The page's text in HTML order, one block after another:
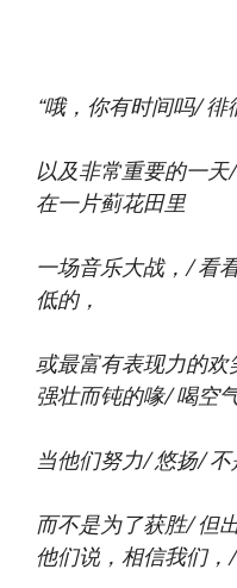
“哦，你有时间吗/徘
以及非常重要的一
在一片蓟花田里
一场音乐大战，/看
低的，
或最富有表现力的
强壮而钝的喙/喝空
当他们努力/悠扬/
而不是为了获胜/但
他们说，相信我们